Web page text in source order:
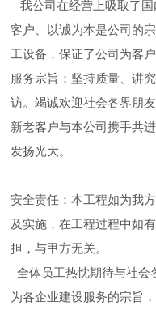
我公司在经营上吸取了
客户、以诚为本是公司的
工设备，保证了公司为客
服务宗旨：坚持质量、讲
访。竭诚欢迎社会各界朋
新老客户与本公司携手共
发扬光大。
安全责任：本工程如为我
及实施，在工程过程中如
担，与甲方无关。
全体员工热忱期待与社会
为各企业建设服务的宗旨